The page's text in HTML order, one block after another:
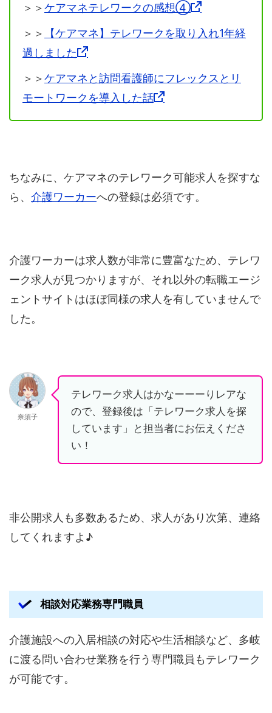
＞＞ケアマネテレワークの感想④
＞＞
【ケアマネ】テレワークを取り入れ1年経
過しました
＞＞ケアマネと訪問看護師にフレックスとリ
モートワークを導入した話
ちなみに、ケアマネのテレワーク可能求人を探すな
ら、 介護ワーカーへの登録は必須です。
介護ワーカーは求人数が非常に豊富なため、テレワ
ーク求人が見つかりますが、それ以外の転職エージ
ェントサイトはほぼ同様の求人を有していませんで
した。
奈須子
テレワーク求人はかなーーーりレアな
ので、登録後は「テレワーク求人を探
しています」と担当者にお伝えくださ
い！
非公開求人も多数あるため、求人があり次第、連絡
してくれますよ♪
相談対応業務専門職員
介護施設への入居相談の対応や生活相談など、多岐
に渡る問い合わせ業務を行う専門職員もテレワーク
が可能です。